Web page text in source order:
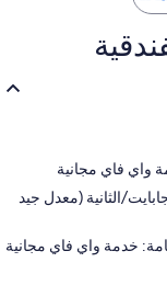
واي فاي مجانية
فاي في الغرف: 250+ ميجابايت/الثانية (معدل جيد
خدمة واي فاي مجانية